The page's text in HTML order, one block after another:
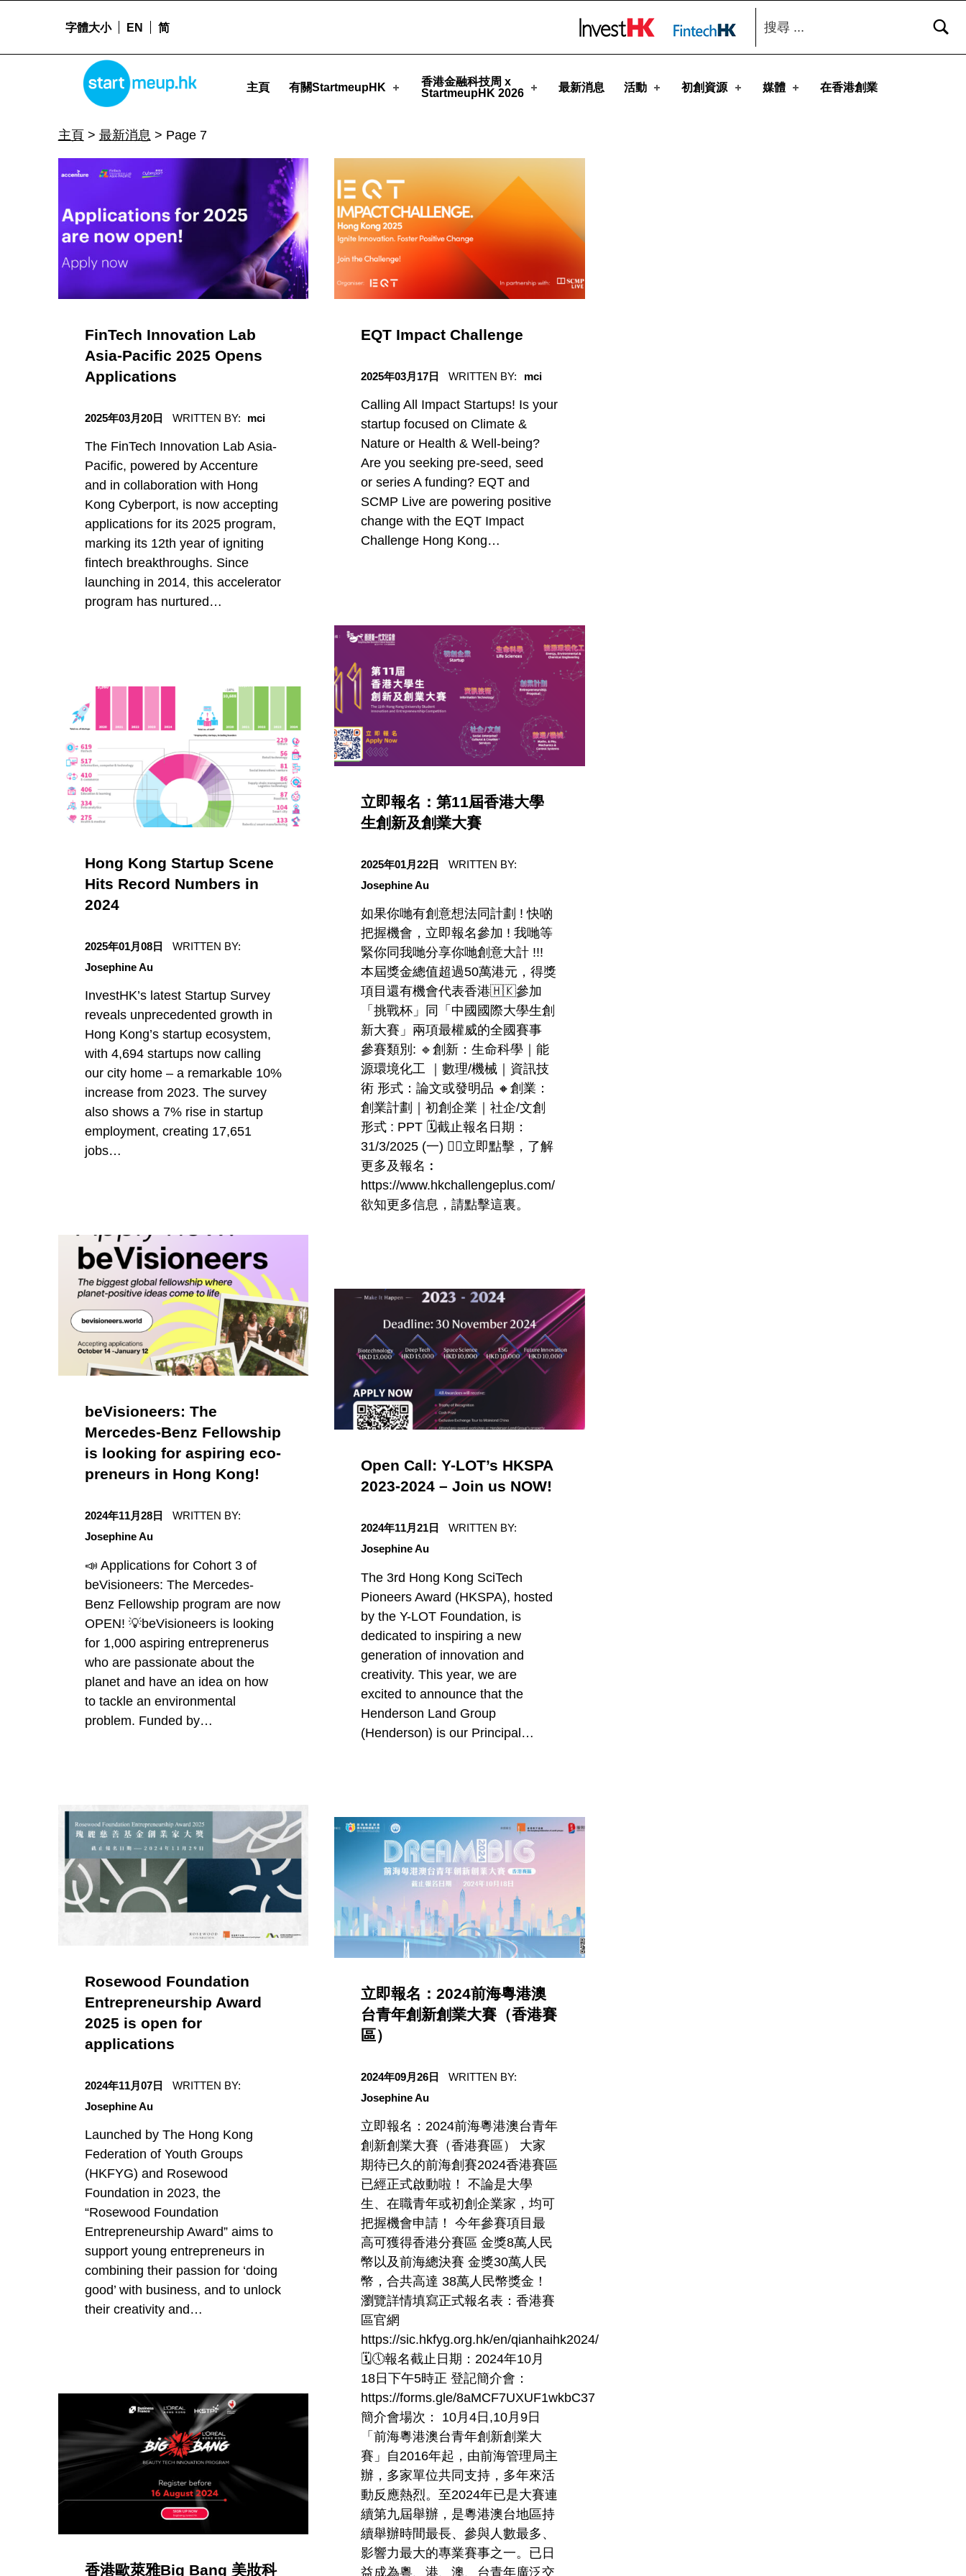
最新消息 Archives - Page 7 of 39 - StartmeupHK
STARTMEUPHK
主頁 有關StartmeupHK
香港金融科技周 x
StartmeupHK 2026
最新消息 活動 初創資源 媒體 在香港創業
字體大小 EN 简
搜尋：
主頁> 最新消息 > Page 7
C
a
t
e
最
新
息
p
a
FinTech Innovation Lab
Asia-Pacific 2025 Opens
Applications
2025年03月20日
WRITTEN BY: mci
The FinTech Innovation Lab Asia-
Pacific, powered by Accenture
and in collaboration with Hong
Kong Cyberport, is now accepting
applications for its 2025 program,
marking its 12th year of igniting
fintech breakthroughs. Since
launching in 2014, this accelerator
program has nurtured…
EQT Impact Challenge
2025年03月17日
WRITTEN BY: mci
Calling All Impact Startups! Is your
startup focused on Climate &
Nature or Health & Well-being?
Are you seeking pre-seed, seed
or series A funding? EQT and
SCMP Live are powering positive
change with the EQT Impact
Challenge Hong Kong…
立即報名：第11屆香港大學
生創新及創業大賽
2025年01月22日
WRITTEN BY:
Josephine Au
如果你哋有創意想法同計劃 ! 快啲
把握機會，立即報名參加 ! 我哋等
緊你同我哋分享你哋創意大計 !!!
本屆獎金總值超過50萬港元，得獎
項目還有機會代表香港🇭🇰參加
「挑戰杯」同「中國國際大學生創
新大賽」兩項最權威的全國賽事
參賽類別: 🔹創新：生命科學｜能
源環境化工 ｜數理/機械｜資訊技
術 形式：論文或發明品 🔸創業：
創業計劃｜初創企業｜社企/文創
形式 : PPT 🗓️截止報名日期：
31/3/2025 (一) 👉🏻立即點擊，了解
更多及報名︰
https://www.hkchallengeplus.com/
欲知更多信息，請點擊這裏。
Hong Kong Startup Scene
Hits Record Numbers in
2024
2025年01月08日
WRITTEN BY:
Josephine Au
InvestHK’s latest Startup Survey
reveals unprecedented growth in
Hong Kong’s startup ecosystem,
with 4,694 startups now calling
our city home – a remarkable 10%
increase from 2023. The survey
also shows a 7% rise in startup
employment, creating 17,651
jobs…
beVisioneers: The
Mercedes-Benz Fellowship
is looking for aspiring eco-
preneurs in Hong Kong!
2024年11月28日
WRITTEN BY:
Josephine Au
📣 Applications for Cohort 3 of
beVisioneers: The Mercedes-
Benz Fellowship program are now
OPEN! 💡beVisioneers is looking
for 1,000 aspiring entreprenerus
who are passionate about the
planet and have an idea on how
to tackle an environmental
problem. Funded by…
Open Call: Y-LOT’s HKSPA
2023-2024 – Join us NOW!
2024年11月21日
WRITTEN BY:
Josephine Au
The 3rd Hong Kong SciTech
Pioneers Award (HKSPA), hosted
by the Y-LOT Foundation, is
dedicated to inspiring a new
generation of innovation and
creativity. This year, we are
excited to announce that the
Henderson Land Group
(Henderson) is our Principal…
Rosewood Foundation
Entrepreneurship Award
2025 is open for
applications
2024年11月07日
WRITTEN BY:
Josephine Au
Launched by The Hong Kong
Federation of Youth Groups
(HKFYG) and Rosewood
Foundation in 2023, the
“Rosewood Foundation
Entrepreneurship Award” aims to
support young entrepreneurs in
combining their passion for ‘doing
good’ with business, and to unlock
their creativity and…
立即報名：2024前海粵港澳
台青年創新創業大賽（香港賽
區）
2024年09月26日
WRITTEN BY:
Josephine Au
立即報名：2024前海粵港澳台青年
創新創業大賽（香港賽區） 大家
期待已久的前海創賽2024香港賽區
已經正式啟動啦！ 不論是大學
生、在職青年或初創企業家，均可
把握機會申請！ 今年參賽項目最
高可獲得香港分賽區 金獎8萬人民
幣以及前海總決賽 金獎30萬人民
幣，合共高達 38萬人民幣獎金！
瀏覽詳情填寫正式報名表：香港賽
區官網
https://sic.hkfyg.org.hk/en/qianhaihk2024/
🗓️🕔報名截止日期：2024年10月
18日下午5時正 登記簡介會：
https://forms.gle/8aMCF7UXUF1wkbC37
簡介會場次： 10月4日,10月9日
「前海粵港澳台青年創新創業大
賽」自2016年起，由前海管理局主
辦，多家單位共同支持，多年來活
動反應熱烈。至2024年已是大賽連
續第九屆舉辦，是粵港澳台地區持
續舉辦時間最長、參與人數最多、
影響力最大的專業賽事之一。已日
益成為粵、港、澳、台青年廣泛交
香港歐萊雅Big Bang 美妝科